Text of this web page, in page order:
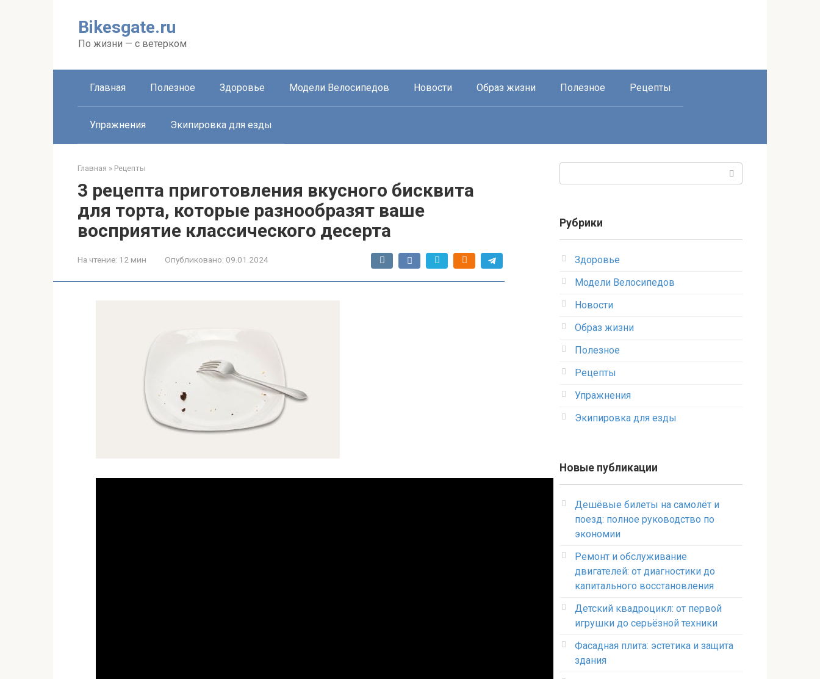
Bikesgate.ru
По жизни — с ветерком
Главная Полезное Здоровье Модели Велосипедов Новости Образ жизни Полезное Рецепты
Упражнения Экипировка для езды
Главная » Рецепты
3 рецепта приготовления вкусного бисквита
для торта, которые разнообразят ваше
восприятие классического десерта
На чтение: 12 мин Опубликовано: 09.01.2024
Рубрики
Здоровье
Модели Велосипедов
Новости
Образ жизни
Полезное
Рецепты
Упражнения
Экипировка для езды
Новые публикации
Дешёвые билеты на самолёт и
поезд: полное руководство по
экономии
Ремонт и обслуживание
двигателей: от диагностики до
капитального восстановления
Детский квадроцикл: от первой
игрушки до серьёзной техники
Фасадная плита: эстетика и защита
здания